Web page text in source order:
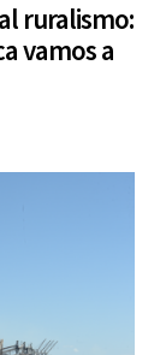
ruralismo:
vamos a